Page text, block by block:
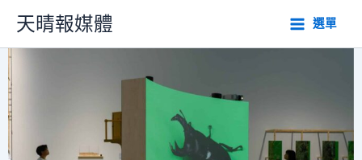
主
內
容
天晴報媒體 選單